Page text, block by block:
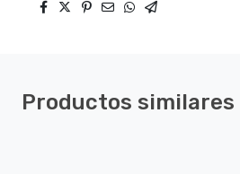
Productos similares